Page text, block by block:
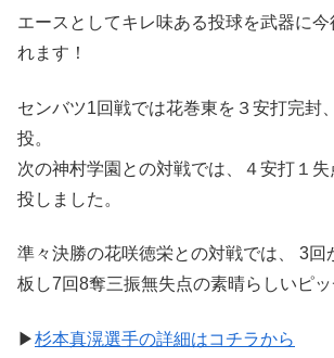
エースとしてキレ味ある投球を武器に今
れます！
センバツ1回戦では花巻東を３安打完封
投。
次の神村学園との対戦では、４安打１
投しました。
準々決勝の花咲徳栄との対戦では、 3回
板し7回8奪三振無失点の素晴らしいピッ
▶杉本真滉選手の詳細はコチラから